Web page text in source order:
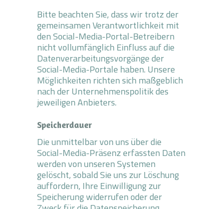
Bitte beachten Sie, dass wir trotz der
gemeinsamen Verantwortlichkeit mit
den Social-Media-Portal-Betreibern
nicht vollumfänglich Einfluss auf die
Datenverarbeitungsvorgänge der
Social-Media-Portale haben. Unsere
Möglichkeiten richten sich maßgeblich
nach der Unternehmenspolitik des
jeweiligen Anbieters.
Speicherdauer
Die unmittelbar von uns über die
Social-Media-Präsenz erfassten Daten
werden von unseren Systemen
gelöscht, sobald Sie uns zur Löschung
auffordern, Ihre Einwilligung zur
Speicherung widerrufen oder der